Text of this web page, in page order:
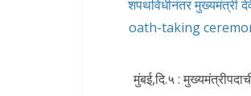
शपथविधीनंतर मुख्यमंत्री
oath-taking
मुंबई,दि.५ :